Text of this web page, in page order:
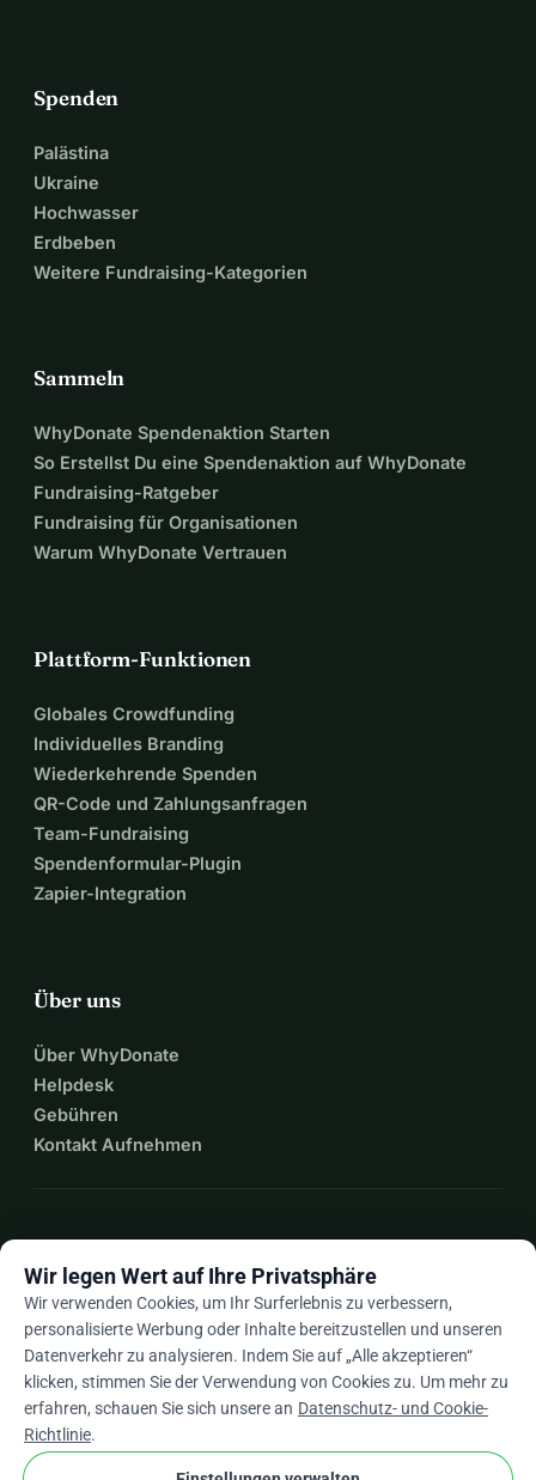
Spenden
Palästina
Ukraine
Hochwasser
Erdbeben
Weitere Fundraising-Kategorien
Sammeln
WhyDonate Spendenaktion Starten
So Erstellst Du eine Spendenaktion auf WhyDonate
Fundraising-Ratgeber
Fundraising für Organisationen
Warum WhyDonate Vertrauen
Plattform-Funktionen
Globales Crowdfunding
Individuelles Branding
Wiederkehrende Spenden
QR-Code und Zahlungsanfragen
Team-Fundraising
Spendenformular-Plugin
Zapier-Integration
Über uns
Über WhyDonate
Helpdesk
Gebühren
Kontakt Aufnehmen
Dearrow_drop_down
★★★★★4,9 / 5 basierend auf 500+ Bewertungen
Wir legen Wert auf Ihre Privatsphäre
Wir verwenden Cookies, um Ihr Surferlebnis zu verbessern,
personalisierte Werbung oder Inhalte bereitzustellen und unseren
Datenverkehr zu analysieren. Indem Sie auf „Alle akzeptieren“
klicken, stimmen Sie der Verwendung von Cookies zu. Um mehr zu
erfahren, schauen Sie sich unsere an Datenschutz- und Cookie-
Richtlinie.